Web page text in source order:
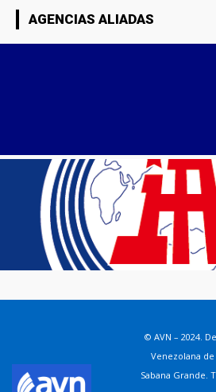
AGENCIAS ALIADAS
© AVN – 2024.
Venezolana de
Sabana Grande.